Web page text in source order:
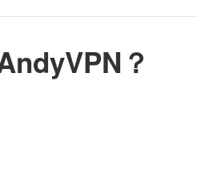
？